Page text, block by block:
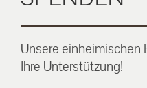
Unsere einheimischen
Ihre Unterstützung!